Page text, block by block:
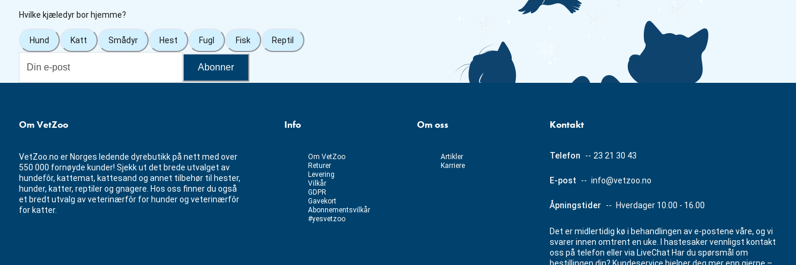
Hvilke kjæledyr bor hjemme?
Hund Katt Smådyr Hest Fugl Fisk Reptil
Abonner
Om VetZoo
VetZoo.no er Norges ledende dyrebutikk på nett med over
550 000 fornøyde kunder! Sjekk ut det brede utvalget av
hundefôr, kattemat, kattesand og annet tilbehør til hester,
hunder, katter, reptiler og gnagere. Hos oss finner du også
et bredt utvalg av veterinærfôr for hunder og veterinærfôr
for katter.
Info
Om VetZoo
Returer
Levering
Vilkår
GDPR
Gavekort
Abonnementsvilkår
#yesvetzoo
Om oss
Artikler
Karriere
Kontakt
Telefon -- 23 21 30 43
E-post -- info@vetzoo.no
Åpningstider -- Hverdager 10.00 - 16.00
Det er midlertidig kø i behandlingen av e-postene våre, og vi
svarer innen omtrent en uke. I hastesaker vennligst kontakt
oss på telefon eller via LiveChat Har du spørsmål om